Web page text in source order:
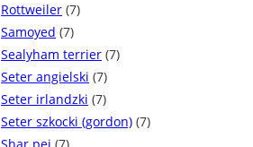
Rottweiler (7)
Samoyed (7)
Sealyham terrier (7)
Seter angielski (7)
Seter irlandzki (7)
Seter szkocki (gordon) (7)